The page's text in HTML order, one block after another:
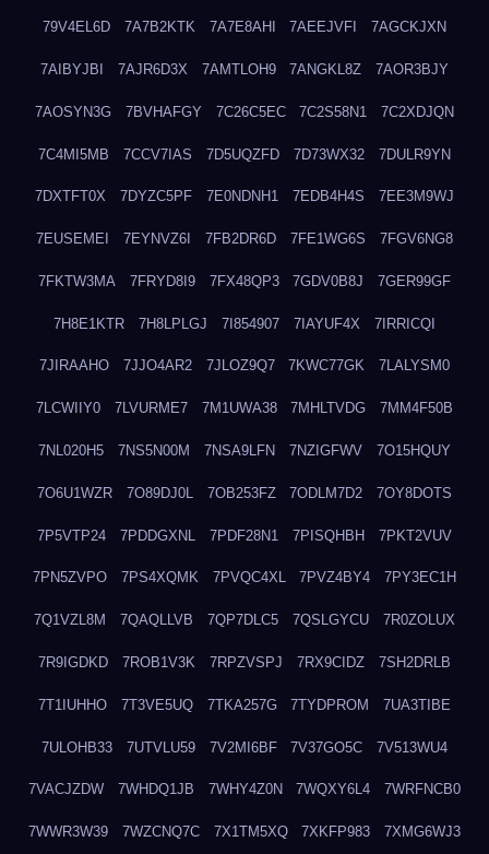
79V4EL6D 7A7B2KTK 7A7E8AHI 7AEEJVFI 7AGCKJXN
7AIBYJBI 7AJR6D3X 7AMTLOH9 7ANGKL8Z 7AOR3BJY
7AOSYN3G 7BVHAFGY 7C26C5EC 7C2S58N1 7C2XDJQN
7C4MI5MB 7CCV7IAS 7D5UQZFD 7D73WX32 7DULR9YN
7DXTFT0X 7DYZC5PF 7E0NDNH1 7EDB4H4S 7EE3M9WJ
7EUSEMEI 7EYNVZ6I 7FB2DR6D 7FE1WG6S 7FGV6NG8
7FKTW3MA 7FRYD8I9 7FX48QP3 7GDV0B8J 7GER99GF
7H8E1KTR 7H8LPLGJ 7I854907 7IAYUF4X 7IRRICQI
7JIRAAHO 7JJO4AR2 7JLOZ9Q7 7KWC77GK 7LALYSM0
7LCWIIY0 7LVURME7 7M1UWA38 7MHLTVDG 7MM4F50B
7NL020H5 7NS5N00M 7NSA9LFN 7NZIGFWV 7O15HQUY
7O6U1WZR 7O89DJ0L 7OB253FZ 7ODLM7D2 7OY8DOTS
7P5VTP24 7PDDGXNL 7PDF28N1 7PISQHBH 7PKT2VUV
7PN5ZVPO 7PS4XQMK 7PVQC4XL 7PVZ4BY4 7PY3EC1H
7Q1VZL8M 7QAQLLVB 7QP7DLC5 7QSLGYCU 7R0ZOLUX
7R9IGDKD 7ROB1V3K 7RPZVSPJ 7RX9CIDZ 7SH2DRLB
7T1IUHHO 7T3VE5UQ 7TKA257G 7TYDPROM 7UA3TIBE
7ULOHB33 7UTVLU59 7V2MI6BF 7V37GO5C 7V513WU4
7VACJZDW 7WHDQ1JB 7WHY4Z0N 7WQXY6L4 7WRFNCB0
7WWR3W39 7WZCNQ7C 7X1TM5XQ 7XKFP983 7XMG6WJ3